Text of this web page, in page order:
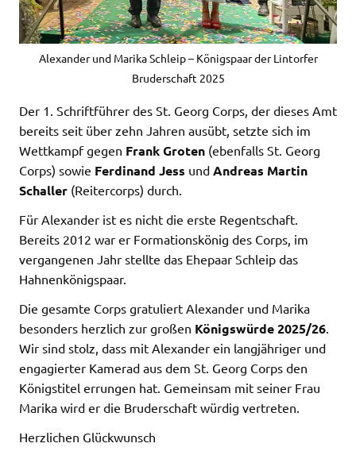
Alexander und Marika Schleip – Königspaar der Lintorfer
Bruderschaft 2025
Der 1. Schriftführer des St. Georg Corps, der dieses Amt
bereits seit über zehn Jahren ausübt, setzte sich im
Wettkampf gegen Frank Groten (ebenfalls St. Georg
Corps) sowie Ferdinand Jess und Andreas Martin
Schaller (Reitercorps) durch.
Für Alexander ist es nicht die erste Regentschaft.
Bereits 2012 war er Formationskönig des Corps, im
vergangenen Jahr stellte das Ehepaar Schleip das
Hahnenkönigspaar.
Die gesamte Corps gratuliert Alexander und Marika
besonders herzlich zur großen Königswürde 2025/26.
Wir sind stolz, dass mit Alexander ein langjähriger und
engagierter Kamerad aus dem St. Georg Corps den
Königstitel errungen hat. Gemeinsam mit seiner Frau
Marika wird er die Bruderschaft würdig vertreten.
Herzlichen Glückwunsch